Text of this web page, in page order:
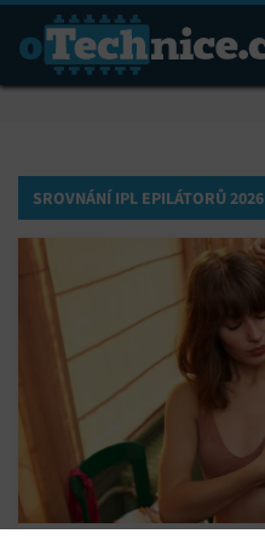
SROVNÁNÍ IPL EPILÁTORŮ 2026